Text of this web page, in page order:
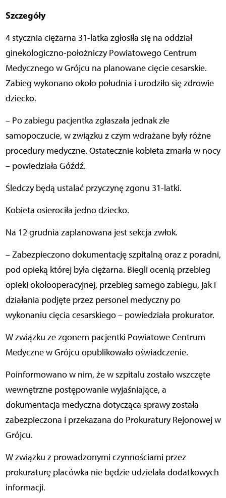
Szczegóły
4 stycznia ciężarna 31-latka zgłosiła się na oddział
ginekologiczno-położniczy Powiatowego Centrum
Medycznego w Grójcu na planowane cięcie cesarskie.
Zabieg wykonano około południa i urodziło się zdrowie
dziecko.
– Po zabiegu pacjentka zgłaszała jednak złe
samopoczucie, w związku z czym wdrażane były różne
procedury medyczne. Ostatecznie kobieta zmarła w nocy
– powiedziała Góźdź.
Śledczy będą ustalać przyczynę zgonu 31-latki.
Kobieta osierociła jedno dziecko.
Na 12 grudnia zaplanowana jest sekcja zwłok.
– Zabezpieczono dokumentację szpitalną oraz z poradni,
pod opieką której była ciężarna. Biegli ocenią przebieg
opieki okołooperacyjnej, przebieg samego zabiegu, jak i
działania podjęte przez personel medyczny po
wykonaniu cięcia cesarskiego – powiedziała prokurator.
W związku ze zgonem pacjentki Powiatowe Centrum
Medyczne w Grójcu opublikowało oświadczenie.
Poinformowano w nim, że w szpitalu zostało wszczęte
wewnętrzne postępowanie wyjaśniające, a
dokumentacja medyczna dotycząca sprawy została
zabezpieczona i przekazana do Prokuratury Rejonowej w
Grójcu.
W związku z prowadzonymi czynnościami przez
prokuraturę placówka nie będzie udzielała dodatkowych
informacji.